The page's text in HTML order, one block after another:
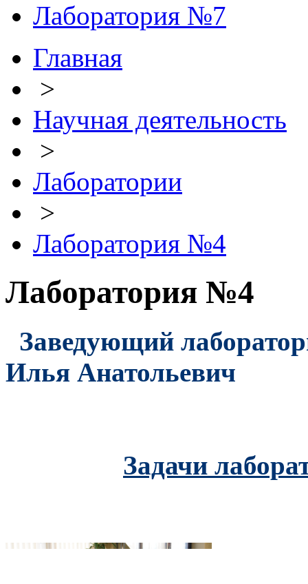
Лаборатория №7
Главная
>
Научная деятельность
>
Лаборатории
>
Лаборатория №4
Лаборатория №4
Заведующий
Илья Анатольевич
Задачи